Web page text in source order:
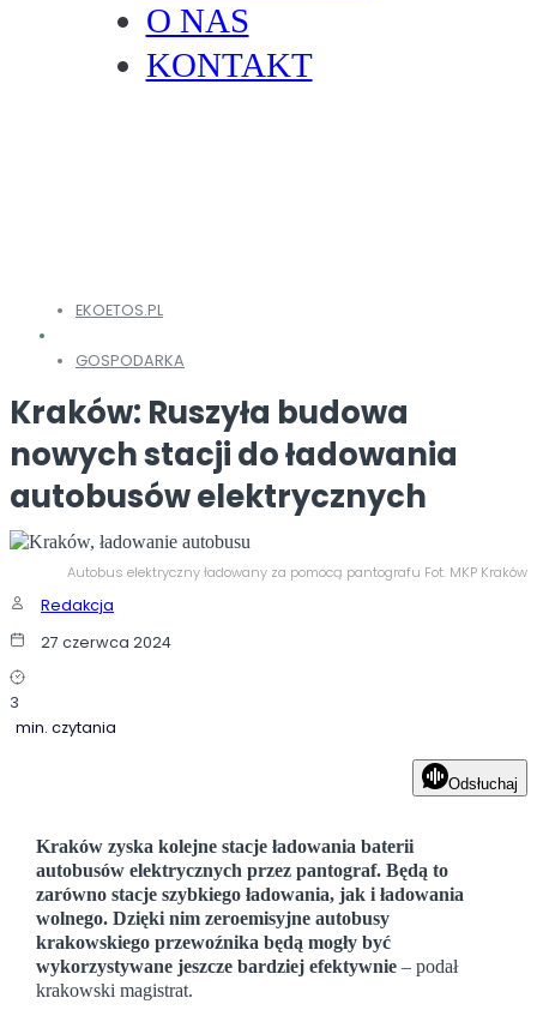
O NAS
KONTAKT
EKOETOS.PL
GOSPODARKA
Kraków: Ruszyła budowa
nowych stacji do ładowania
autobusów elektrycznych
Autobus elektryczny ładowany za pomocą pantografu Fot. MKP Kraków
Redakcja
27 czerwca 2024
3
min. czytania
Odsłuchaj
Kraków zyska kolejne stacje ładowania baterii
autobusów elektrycznych przez pantograf. Będą to
zarówno stacje szybkiego ładowania, jak i ładowania
wolnego. Dzięki nim zeroemisyjne autobusy
krakowskiego przewoźnika będą mogły być
wykorzystywane jeszcze bardziej efektywnie– podał
krakowski magistrat.